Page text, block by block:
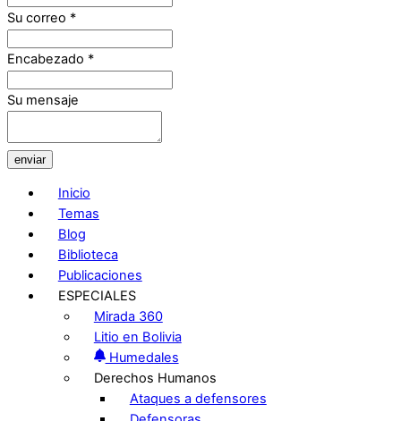
Su correo *
Encabezado *
Su mensaje
enviar
Inicio
Temas
Blog
Biblioteca
Publicaciones
ESPECIALES
Mirada 360
Litio en Bolivia
Humedales
Derechos Humanos
Ataques a defensores